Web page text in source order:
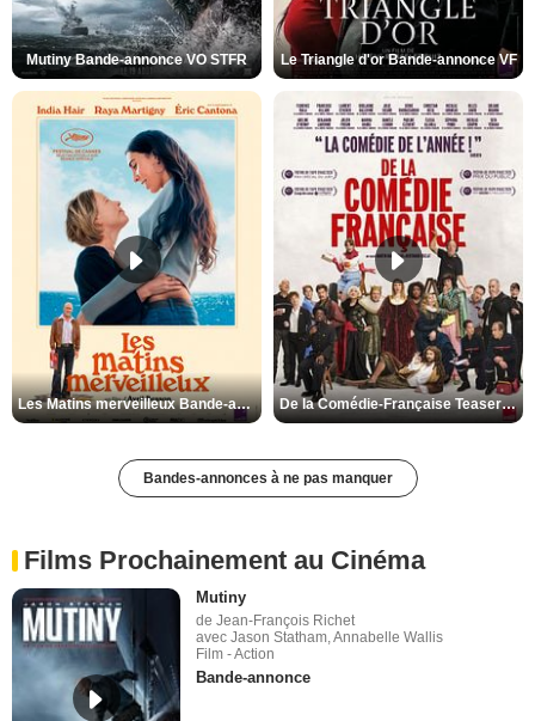
Mutiny Bande-annonce VO STFR Le Triangle d'or Bande-annonce VF
Les Matins merveilleux Bande-annonce VF De la Comédie-Française Teaser VF
Bandes-annonces à ne pas manquer
Films Prochainement au Cinéma
Mutiny
de Jean-François Richet
avec Jason Statham, Annabelle Wallis
Film - Action
Bande-annonce